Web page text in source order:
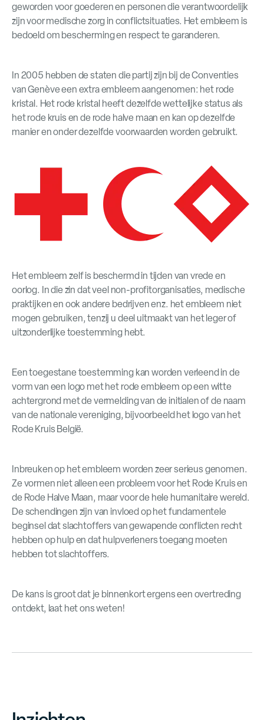
geworden voor goederen en personen die verantwoordelijk
zijn voor medische zorg in conflictsituaties. Het embleem is
bedoeld om bescherming en respect te garanderen.
In 2005 hebben de staten die partij zijn bij de Conventies
van Genève een extra embleem aangenomen: het rode
kristal. Het rode kristal heeft dezelfde wettelijke status als
het rode kruis en de rode halve maan en kan op dezelfde
manier en onder dezelfde voorwaarden worden gebruikt.
Het embleem zelf is beschermd in tijden van vrede en
oorlog. In die zin dat veel non-profitorganisaties, medische
praktijken en ook andere bedrijven enz. het embleem niet
mogen gebruiken, tenzij u deel uitmaakt van het leger of
uitzonderlijke toestemming hebt.
Een toegestane toestemming kan worden verleend in de
vorm van een logo met het rode embleem op een witte
achtergrond met de vermelding van de initialen of de naam
van de nationale vereniging, bijvoorbeeld het logo van het
Rode Kruis België.
Inbreuken op het embleem worden zeer serieus genomen.
Ze vormen niet alleen een probleem voor het Rode Kruis en
de Rode Halve Maan, maar voor de hele humanitaire wereld.
De schendingen zijn van invloed op het fundamentele
beginsel dat slachtoffers van gewapende conflicten recht
hebben op hulp en dat hulpverleners toegang moeten
hebben tot slachtoffers.
De kans is groot dat je binnenkort ergens een overtreding
ontdekt, laat het ons weten!